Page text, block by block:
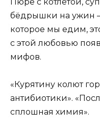
бёдрышки на ужин
которое мы едим,
с этой любовью
мифов.
«Курятину колют
антибиотики».
сплошная химия».